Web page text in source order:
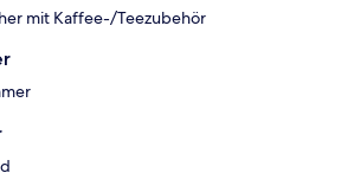
mit Kaffee-/Teezubehör